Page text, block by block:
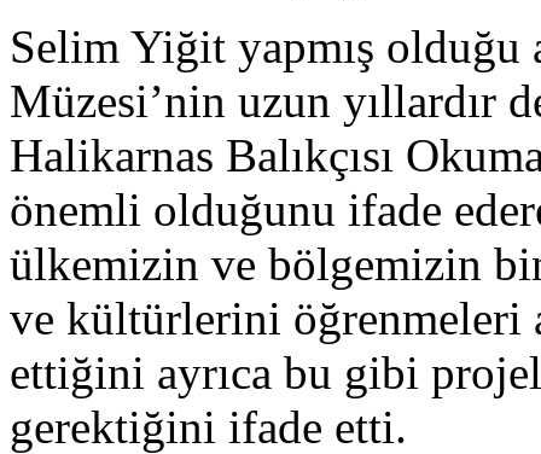
Selim Yiğit yapmış olduğu
Müzesi’nin uzun yıllardır
Halikarnas Balıkçısı
önemli olduğunu ifade
ülkemizin ve bölgemizin
ve kültürlerini öğrenmeleri
ettiğini ayrıca bu gibi
gerektiğini ifade etti.